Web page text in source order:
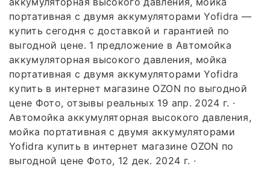
портативная с двумя аккумуляторами Yofidra —
купить сегодня c доставкой и гарантией по
выгодной цене. 1 предложение в Автомойка
аккумуляторная высокого давления, мойка
портативная с двумя аккумуляторами Yofidra
купить в интернет магазине OZON по выгодной
цене Фото, отзывы реальных 19 апр. 2024 г. ·
Автомойка аккумуляторная высокого давления,
мойка портативная с двумя аккумуляторами
Yofidra купить в интернет магазине OZON по
выгодной цене Фото, 12 дек. 2024 г. ·